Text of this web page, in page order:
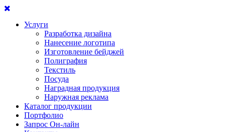
Услуги
Разработка дизайна
Нанесение логотипа
Изготовление бейджей
Полиграфия
Текстиль
Посуда
Наградная продукция
Наружная реклама
Каталог продукции
Портфолио
Запрос Он-лайн